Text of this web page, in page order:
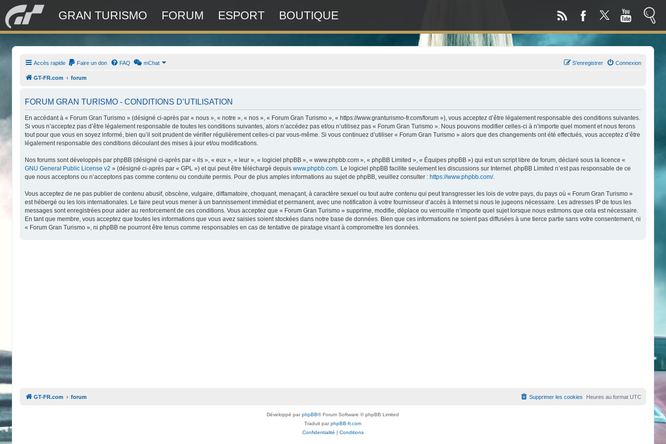
GRAN TURISMO FORUM ESPORT BOUTIQUE
Accès rapide Faire un don FAQ mChat Connexion
S’enregistrer
GT-FR.com forum
FORUM GRAN TURISMO - CONDITIONS D’UTILISATION
En accédant à « Forum Gran Turismo » (désigné ci-après par « nous », « notre », « nos », « Forum Gran Turismo », « https://www.granturismo-fr.com/forum »), vous acceptez d’être légalement responsable des conditions suivantes.
Si vous n’acceptez pas d’être légalement responsable de toutes les conditions suivantes, alors n’accédez pas et/ou n’utilisez pas « Forum Gran Turismo ». Nous pouvons modifier celles-ci à n’importe quel moment et nous ferons
tout pour que vous en soyez informé, bien qu’il soit prudent de vérifier régulièrement celles-ci par vous-même. Si vous continuez d’utiliser « Forum Gran Turismo » alors que des changements ont été effectués, vous acceptez d’être
légalement responsable des conditions découlant des mises à jour et/ou modifications.
Nos forums sont développés par phpBB (désigné ci-après par « ils », « eux », « leur », « logiciel phpBB », « www.phpbb.com », « phpBB Limited », « Équipes phpBB ») qui est un script libre de forum, déclaré sous la licence «
GNU General Public License v2 » (désigné ci-après par « GPL ») et qui peut être téléchargé depuiswww.phpbb.com. Le logiciel phpBB facilite seulement les discussions sur Internet. phpBB Limited n’est pas responsable de ce
que nous acceptons ou n’acceptons pas comme contenu ou conduite permis. Pour de plus amples informations au sujet de phpBB, veuillez consulter : https://www.phpbb.com/.
Vous acceptez de ne pas publier de contenu abusif, obscène, vulgaire, diffamatoire, choquant, menaçant, à caractère sexuel ou tout autre contenu qui peut transgresser les lois de votre pays, du pays où « Forum Gran Turismo »
est hébergé ou les lois internationales. Le faire peut vous mener à un bannissement immédiat et permanent, avec une notification à votre fournisseur d’accès à Internet si nous le jugeons nécessaire. Les adresses IP de tous les
messages sont enregistrées pour aider au renforcement de ces conditions. Vous acceptez que « Forum Gran Turismo » supprime, modifie, déplace ou verrouille n’importe quel sujet lorsque nous estimons que cela est nécessaire.
En tant que membre, vous acceptez que toutes les informations que vous avez saisies soient stockées dans notre base de données. Bien que ces informations ne soient pas diffusées à une tierce partie sans votre consentement, ni
« Forum Gran Turismo », ni phpBB ne pourront être tenus comme responsables en cas de tentative de piratage visant à compromettre les données.
GT-FR.com forum Heures au format UTC
Supprimer les cookies
Développé parphpBB® Forum Software © phpBB Limited
Traduit parphpBB-fr.com
Confidentialité | Conditions